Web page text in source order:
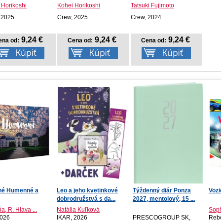
Horikoshi
od: 9,24 €
mo...
Kohei Horikoshi
Crew, 2025
Cena od: 9,24 €
Tatsuki Fujimoto
Crew, 2024
Cena od: 9,24 €
kvetinkové
s da...
Kuľková
Týždenný diár Ponza
2027, mentolový, 15 ...
PRESCOGROUP SK,
Vozidlá - 20 zvukov
Rebo, 2026